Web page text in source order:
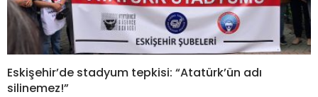
Eskişehir’de stadyum tepkisi: “Atatürk’ün adı
silinemez!”